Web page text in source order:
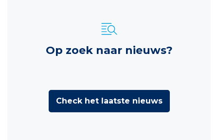
Op zoek naar nieuws?
Check het laatste nieuws